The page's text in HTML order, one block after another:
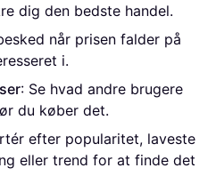
dig den bedste handel.
når prisen falder på
i.
: Se hvad andre brugere
du køber det.
efter popularitet, laveste
eller trend for at finde det